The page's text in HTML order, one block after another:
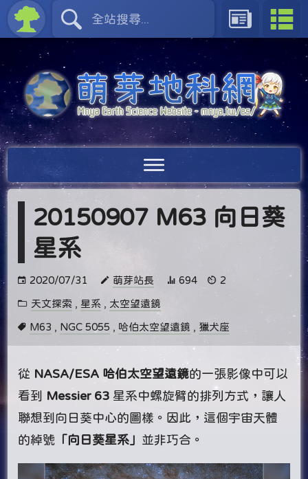
20150907 M63 向日葵
星系
2020/07/31 萌芽站長 694 2
天文探索 , 星系 , 太空望遠鏡
M63 , NGC 5055 , 哈伯太空望遠鏡 , 獵犬座
從 NASA/ESA 哈伯太空望遠鏡的一張影像中可以
看到
Messier 63 星系中螺旋臂的排列方式，讓人
聯想到向日葵中心的圖樣。因此，這個宇宙天體
的綽號 「向日葵星系」 並非巧合。